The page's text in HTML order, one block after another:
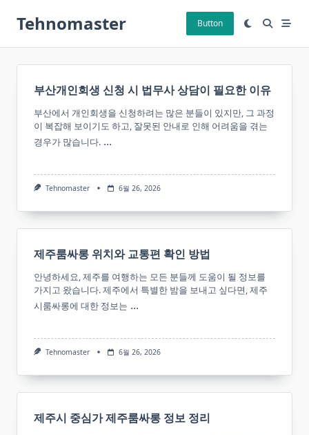
Tehnomaster Button
부산개인회생 신청 시 법무사 상담이 필요한 이유
부산에서 개인회생을 신청하려는 많은 분들이 있지만, 그 과정
이 복잡해 보이기도 하고, 잘못된 안내로 인해 어려움을 겪는
경우가 많습니다. ...
Tehnomaster 6월 26, 2026
제주룸싸롱 위치와 교통편 확인 방법
안녕하세요, 제주를 여행하는 모든 분들께 도움이 될 정보를
가지고 왔습니다. 제주에서 특별한 밤을 보내고 싶다면, 제주
시룸싸롱에 대한 정보는 ...
Tehnomaster 6월 26, 2026
제주시 중심가 제주룸싸롱 정보 정리